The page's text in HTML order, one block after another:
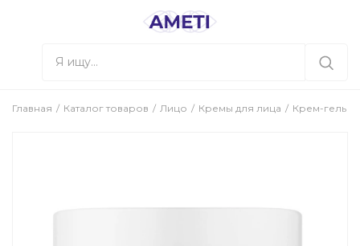
Главная Каталог товаров Лицо Кремы для лица Крем-гель